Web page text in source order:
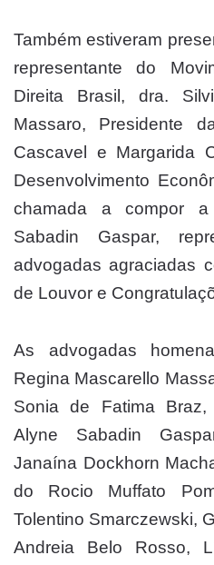
Também estiveram
representante do
Direita Brasil, dra.
Massaro, Presidente
Cascavel e Margarida
Desenvolvimento
chamada a compor
Sabadin Gaspar,
advogadas agraciadas
de Louvor e
As advogadas
Regina Mascarello
Sonia de Fatima
Alyne Sabadin
Janaína Dockhorn
do Rocio Muffato
Tolentino Smarczewski,
Andreia Belo Rosso,